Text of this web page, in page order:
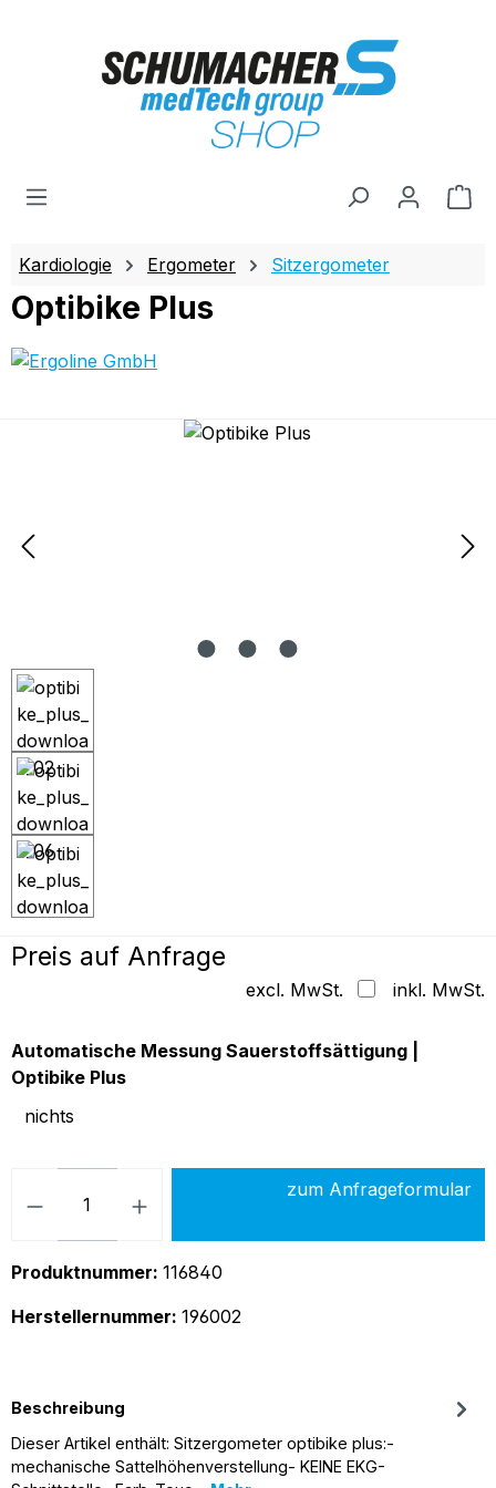
Kardiologie Ergometer Sitzergometer
Optibike Plus
Bildergalerie überspringen
Preis auf Anfrage
excl. MwSt. inkl. MwSt.
Automatische Messung Sauerstoffsättigung |
Optibike Plusauswählen
nichts
Produkt Anzahl: Gib den
zum Anfrageformular
Produktnummer: 116840
Herstellernummer: 196002
Beschreibung
Dieser Artikel enthält: Sitzergometer optibike plus:-
mechanische Sattelhöhenverstellung- KEINE EKG-